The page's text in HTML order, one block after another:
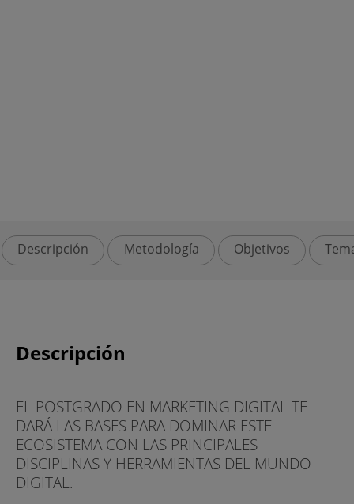
Descripción Metodología Objetivos
Descripción
EL POSTGRADO EN MARKETING DIGITAL TE
DARÁ LAS BASES PARA DOMINAR ESTE
ECOSISTEMA CON LAS PRINCIPALES
DISCIPLINAS Y HERRAMIENTAS DEL MUNDO
DIGITAL.